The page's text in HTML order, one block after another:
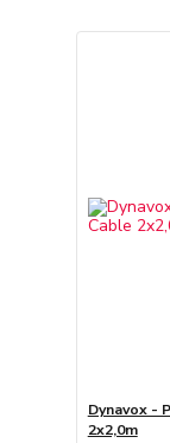
Dynavox -
2x2,0m